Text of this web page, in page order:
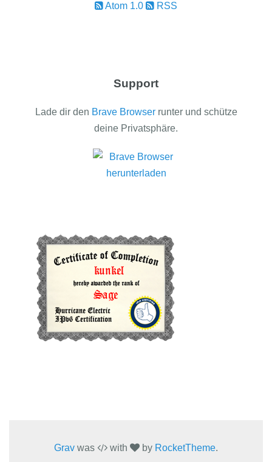
Atom 1.0 RSS
Support
Lade dir den Brave Browserrunter und schütze
deine Privatsphäre.
Grav was with by RocketTheme.